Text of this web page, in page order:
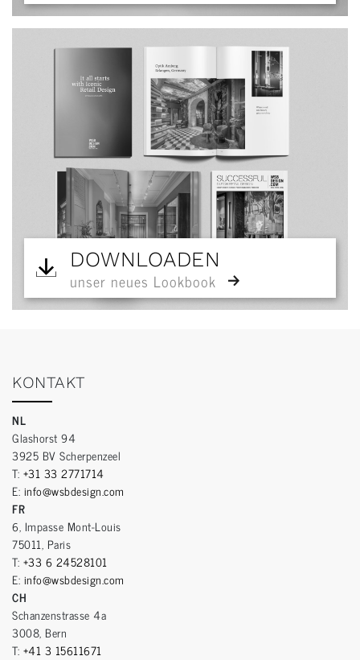
DOWNLOADEN
unser neues Lookbook
KONTAKT
NL
Glashorst 94
3925 BV Scherpenzeel
T: +31 33 2771714
E: info@wsbdesign.com
FR
6, Impasse Mont-Louis
75011, Paris
T: +33 6 24528101
E: info@wsbdesign.com
CH
Schanzenstrasse 4a
3008, Bern
T: +41 3 15611671